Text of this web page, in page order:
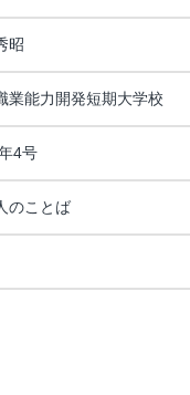
昭
業能力開発短期大学校
4号
のことば